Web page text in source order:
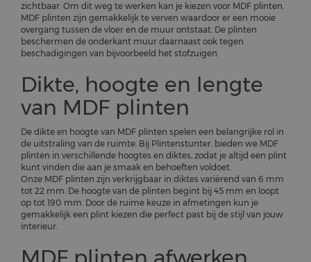
zichtbaar. Om dit weg te werken kan je kiezen voor MDF plinten.
MDF plinten zijn gemakkelijk te verven waardoor er een mooie
overgang tussen de vloer en de muur ontstaat. De plinten
beschermen de onderkant muur daarnaast ook tegen
beschadigingen van bijvoorbeeld het stofzuigen.
Dikte, hoogte en lengte
van MDF plinten
De dikte en hoogte van MDF plinten spelen een belangrijke rol in
de uitstraling van de ruimte. Bij Plintenstunter. bieden we MDF
plinten in verschillende hoogtes en diktes, zodat je altijd een plint
kunt vinden die aan je smaak en behoeften voldoet.
Onze MDF plinten zijn verkrijgbaar in diktes variërend van 6 mm
tot 22 mm. De hoogte van de plinten begint bij 45 mm en loopt
op tot 190 mm. Door de ruime keuze in afmetingen kun je
gemakkelijk een plint kiezen die perfect past bij de stijl van jouw
interieur.